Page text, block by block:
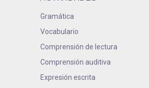
Gramática
Vocabulario
Comprensión de lectura
Comprensión auditiva
Expresión escrita